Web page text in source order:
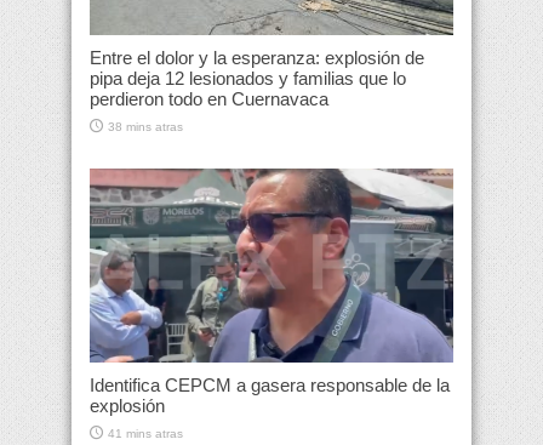
Entre el dolor y la esperanza: explosión de
pipa deja 12 lesionados y familias que lo
perdieron todo en Cuernavaca
38 mins atras
Identifica CEPCM a gasera responsable de la
explosión
41 mins atras